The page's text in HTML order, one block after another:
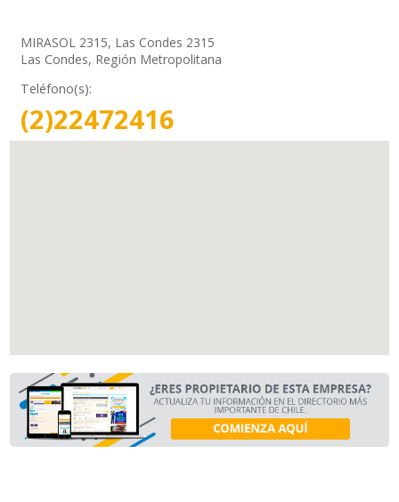
MIRASOL 2315, Las Condes 2315
Las Condes, Región Metropolitana
Teléfono(s):
(2)22472416